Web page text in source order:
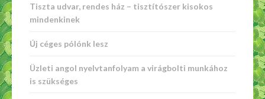
Tiszta udvar, rendes ház – tisztítószer kisokos
mindenkinek
Új céges pólónk lesz
Üzleti angol nyelvtanfolyam a virágbolti munkához
is szükséges